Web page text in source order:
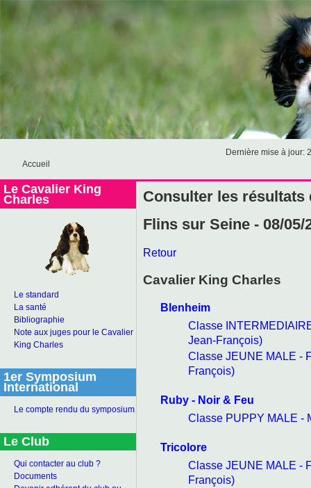
Accueil
Dernière mise à jour:
Le Cavalier King
Charles
Le standard
La santé
Bibliographie
Note aux juges pour le Cavalier
King Charles
1er Symposium
International
Le compte rendu du symposium
Le Club
Qui contacter au club ?
Documents
Consulter les résultats
Flins sur Seine - 08/05/
Retour
Cavalier King Charles
Blenheim
Classe
Jean-François)
Classe JEUNE MALE -
François)
Ruby - Noir & Feu
Classe PUPPY MALE -
Tricolore
Classe JEUNE MALE -
François)